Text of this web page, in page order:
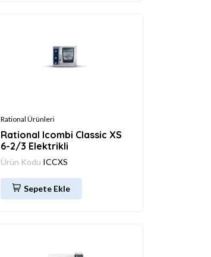
Rational Ürünleri
Rational Icombi Classic XS
6-2/3 Elektrikli
Ürün Kodu ICCXS
Sepete Ekle